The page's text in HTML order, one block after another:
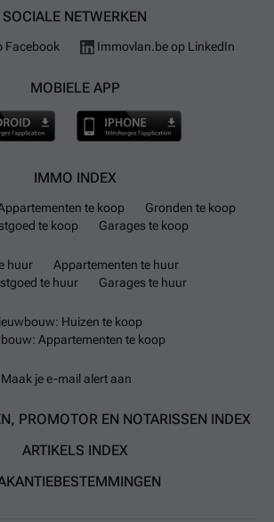
SOCIALE NETWERKEN
Facebook Immovlan.be op LinkedIn
MOBIELE APP
IMMO INDEX
te koop
Gronden te koop
te koop
Garages te koop
huur
Appartementen te huur
te huur
Garages te huur
Huizen te koop
Appartementen te koop
Maak je e-mail alert aan
PROMOTOR EN NOTARISSEN INDEX
ARTIKELS INDEX